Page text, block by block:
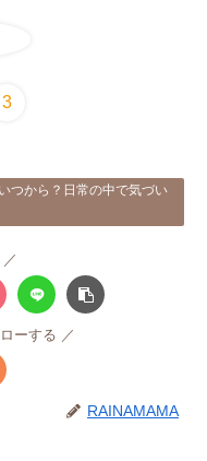
3
つから？日常の中で気づい
ーする
RAINAMAMA